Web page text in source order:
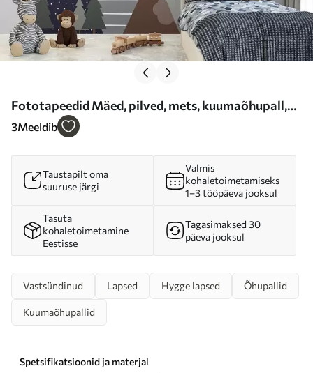
Fototapeedid Mäed, pilved, mets, kuumaõhupall,
päike ja linnud Nr u96297
3Meeldib
Taustapilt oma
suuruse järgi
Valmis
kohaletoimetamiseks
1–3 tööpäeva jooksul
Tasuta
kohaletoimetamine
Eestisse
Tagasimaksed 30
päeva jooksul
Vastsündinud Lapsed Hygge lapsed Õhupallid
Kuumaõhupallid
Spetsifikatsioonid ja materjal